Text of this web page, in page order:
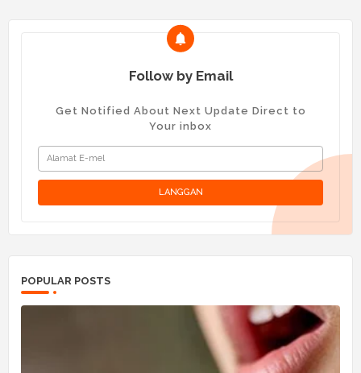
Follow by Email
Get Notified About Next Update Direct to
Your inbox
POPULAR POSTS